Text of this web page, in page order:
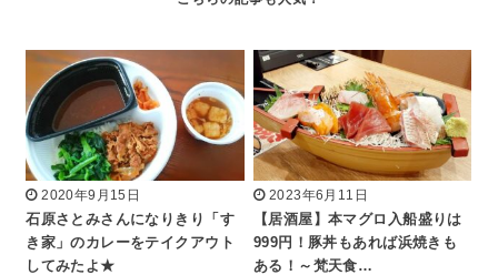
2020年9月15日
石原さとみさんになりきり「す
き家」のカレーをテイクアウト
してみたよ★
2023年6月11日
【居酒屋】本マグロ入船盛りは
999円！豚丼もあれば浜焼きも
ある！～梵天食…